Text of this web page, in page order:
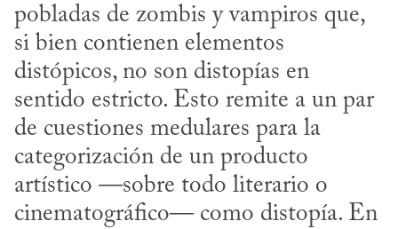
pobladas de zombis y vampiros que,
si bien contienen elementos
distópicos, no son distopías en
sentido estricto. Esto remite a un par
de cuestiones medulares para la
categorización de un producto
artístico —sobre todo literario o
cinematográfico— como distopía. En